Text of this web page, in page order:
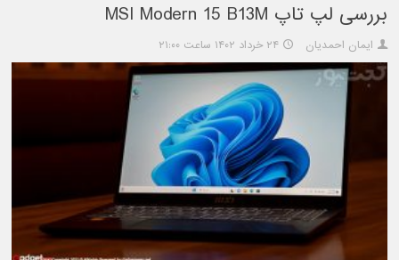
بررسی لپ تاپ MSI Modern 15 B13M
ایمان احمدیان ۲۴ خرداد ۱۴۰۲ ساعت ۲۱:۰۰